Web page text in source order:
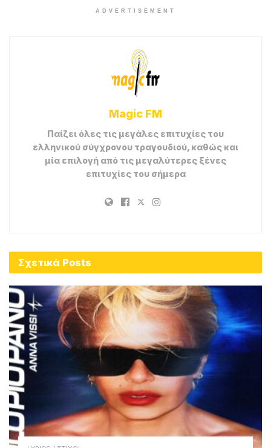
ADVERTISEMENT
Magic FM
Παίζει όλες τις μεγάλες επιτυχίες του
ελληνικού σύγχρονου τραγουδιού, καθώς και
μία επιλογή από τις μεγαλύτερες ξένες
επιτυχίες του σήμερα
Σχετικά Posts